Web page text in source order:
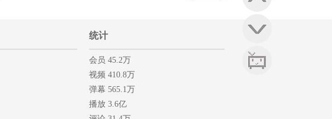
统计
会员 45.2万
视频 410.8万
弹幕 565.1万
播放 3.6亿